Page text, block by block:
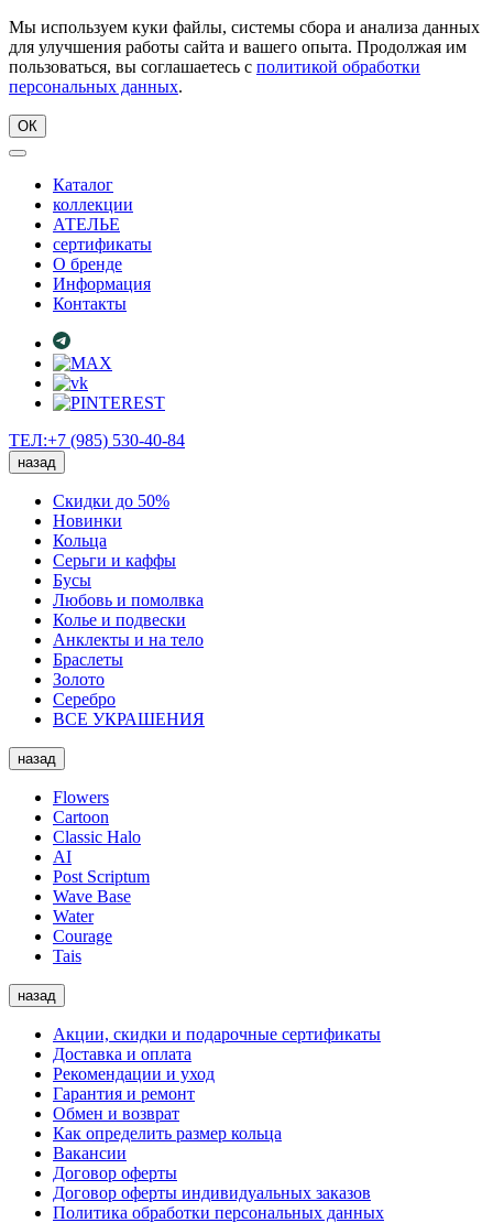
Мы используем куки файлы, системы сбора и анализа данных
для улучшения работы сайта и вашего опыта. Продолжая им
пользоваться, вы соглашаетесь с политикой обработки
персональных данных.
ОК
Каталог
коллекции
АТЕЛЬЕ
сертификаты
О бренде
Информация
Контакты
ТЕЛ:+7 (985) 530-40-84
назад
Скидки до 50%
Новинки
Кольца
Серьги и каффы
Бусы
Любовь и помолвка
Колье и подвески
Анклекты и на тело
Браслеты
Золото
Серебро
ВСЕ УКРАШЕНИЯ
назад
Flowers
Cartoon
Classic Halo
AI
Post Scriptum
Wave Base
Water
Courage
Tais
назад
Акции, скидки и подарочные сертификаты
Доставка и оплата
Рекомендации и уход
Гарантия и ремонт
Обмен и возврат
Как определить размер кольца
Вакансии
Договор оферты
Договор оферты индивидуальных заказов
Политика обработки персональных данных